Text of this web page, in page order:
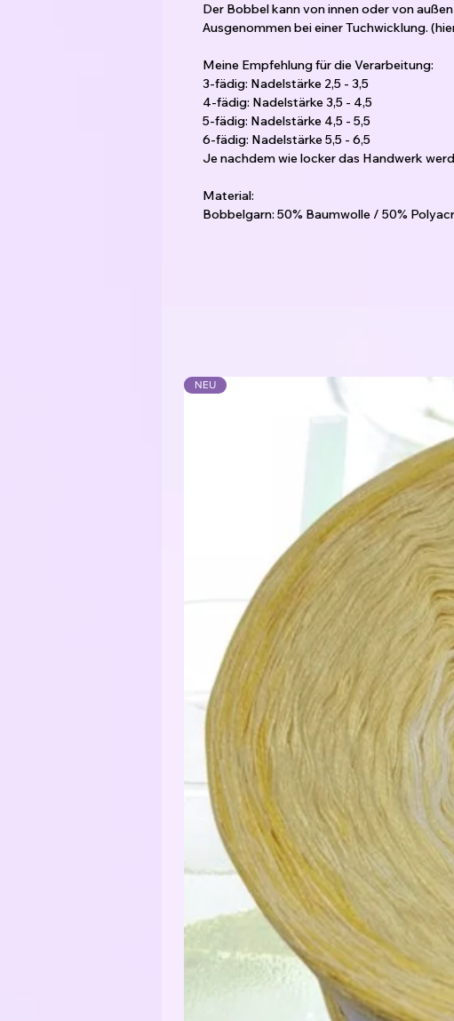
Der Bobbel kann von innen oder von
Ausgenommen bei einer Tuchwicklung.
Meine Empfehlung für die Verarbeitung:
3-fädig: Nadelstärke 2,5 - 3,5
4-fädig: Nadelstärke 3,5 - 4,5
5-fädig: Nadelstärke 4,5 - 5,5
6-fädig: Nadelstärke 5,5 - 6,5
Je nachdem wie locker das Handwerk
Material:
Bobbelgarn: 50% Baumwolle / 50%
NEU